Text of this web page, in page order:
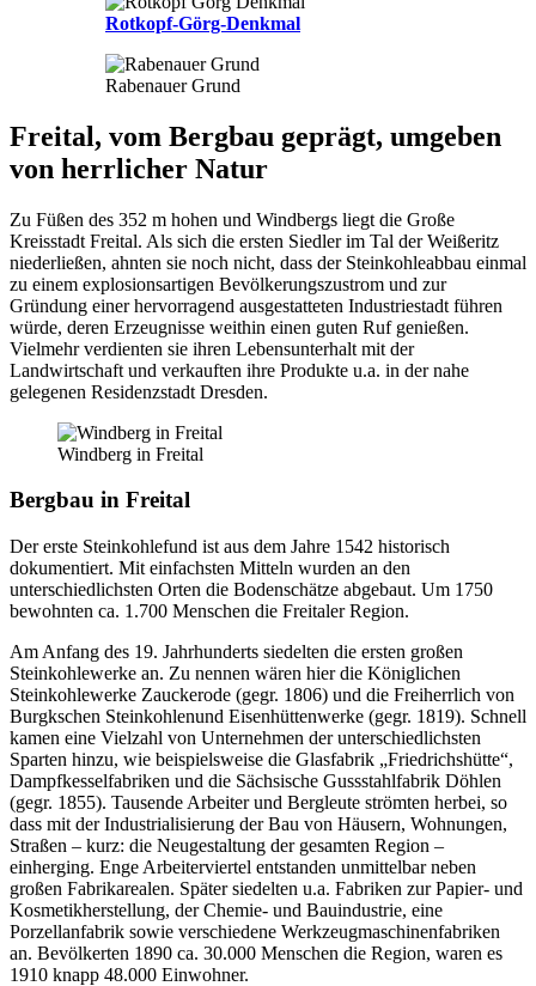
Rotkopf-Görg-Denkmal
Rabenauer Grund
Freital, vom Bergbau geprägt, umgeben
von herrlicher Natur
Zu Füßen des 352 m hohen und Windbergs liegt die Große
Kreisstadt Freital. Als sich die ersten Siedler im Tal der Weißeritz
niederließen, ahnten sie noch nicht, dass der Steinkohleabbau einmal
zu einem explosionsartigen Bevölkerungszustrom und zur
Gründung einer hervorragend ausgestatteten Industriestadt führen
würde, deren Erzeugnisse weithin einen guten Ruf genießen.
Vielmehr verdienten sie ihren Lebensunterhalt mit der
Landwirtschaft und verkauften ihre Produkte u.a. in der nahe
gelegenen Residenzstadt Dresden.
Windberg in Freital
Bergbau in Freital
Der erste Steinkohlefund ist aus dem Jahre 1542 historisch
dokumentiert. Mit einfachsten Mitteln wurden an den
unterschiedlichsten Orten die Bodenschätze abgebaut. Um 1750
bewohnten ca. 1.700 Menschen die Freitaler Region.
Am Anfang des 19. Jahrhunderts siedelten die ersten großen
Steinkohlewerke an. Zu nennen wären hier die Königlichen
Steinkohlewerke Zauckerode (gegr. 1806) und die Freiherrlich von
Burgkschen Steinkohlenund Eisenhüttenwerke (gegr. 1819). Schnell
kamen eine Vielzahl von Unternehmen der unterschiedlichsten
Sparten hinzu, wie beispielsweise die Glasfabrik „Friedrichshütte“,
Dampfkesselfabriken und die Sächsische Gussstahlfabrik Döhlen
(gegr. 1855). Tausende Arbeiter und Bergleute strömten herbei, so
dass mit der Industrialisierung der Bau von Häusern, Wohnungen,
Straßen – kurz: die Neugestaltung der gesamten Region –
einherging. Enge Arbeiterviertel entstanden unmittelbar neben
großen Fabrikarealen. Später siedelten u.a. Fabriken zur Papier- und
Kosmetikherstellung, der Chemie- und Bauindustrie, eine
Porzellanfabrik sowie verschiedene Werkzeugmaschinenfabriken
an. Bevölkerten 1890 ca. 30.000 Menschen die Region, waren es
1910 knapp 48.000 Einwohner.